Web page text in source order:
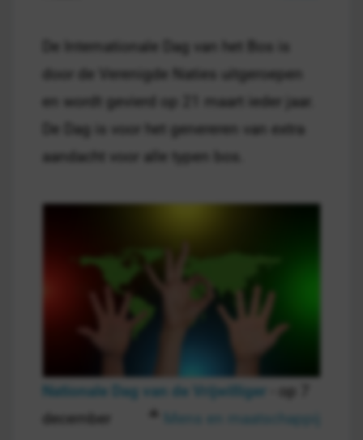
De Internationale Dag van het Bos is
door de Verenigde Naties uitgeroepen
en wordt gevierd op 21 maart ieder jaar.
De Dag is voor het genereren van extra
aandacht voor alle typen bos.
Nationale Dag van de Vrijwilliger
- op 7
december
Mens en maatschappij